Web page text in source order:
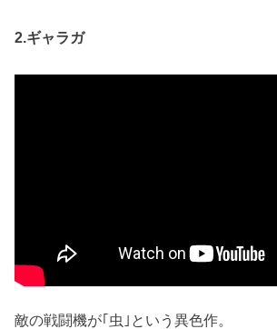
2.ギャラガ
敵の戦闘機が｢虫｣という異色作。